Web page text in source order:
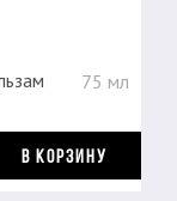
75 мл
В КОРЗИНУ